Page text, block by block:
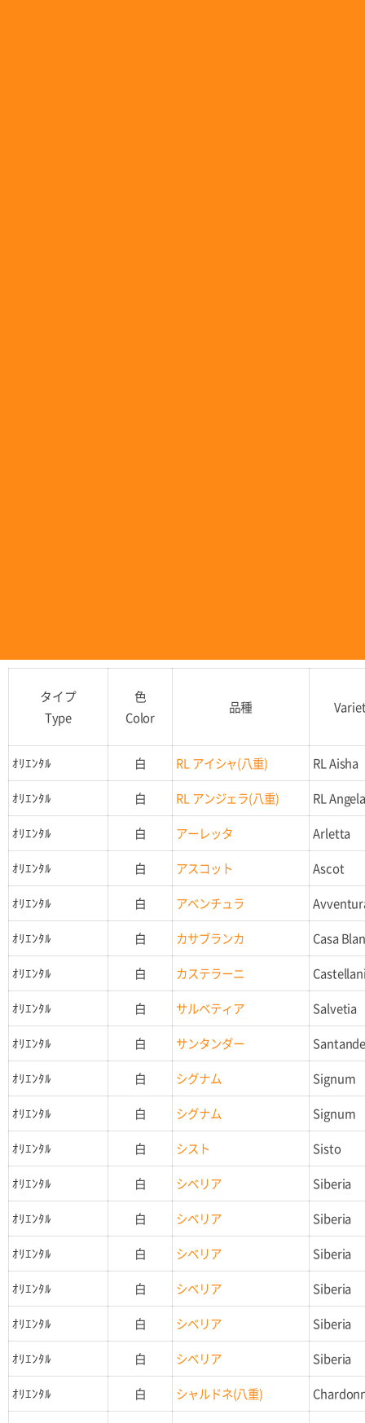
タイプ
Type
色
Color
品種
ｵﾘｴﾝﾀﾙ 白 RL アイシャ(八重)
RL Aisha
ｵﾘｴﾝﾀﾙ
白 RL アンジェラ(八重)
RL
ｵﾘｴﾝﾀﾙ
白 アーレッタ
Arletta
ｵﾘｴﾝﾀﾙ
白 アスコット
Ascot
ｵﾘｴﾝﾀﾙ
白 アベンチュラ
ｵﾘｴﾝﾀﾙ
白 カサブランカ
Casa
ｵﾘｴﾝﾀﾙ
白 カステラーニ
ｵﾘｴﾝﾀﾙ
白 サルベティア
Salvetia
ｵﾘｴﾝﾀﾙ
白 サンタンダー
ｵﾘｴﾝﾀﾙ
白 シグナム
Signum
ｵﾘｴﾝﾀﾙ
白 シグナム
Signum
ｵﾘｴﾝﾀﾙ
白 シスト
Sisto
ｵﾘｴﾝﾀﾙ
白 シベリア
Siberia
ｵﾘｴﾝﾀﾙ
白 シベリア
Siberia
ｵﾘｴﾝﾀﾙ
白 シベリア
Siberia
ｵﾘｴﾝﾀﾙ
白 シベリア
Siberia
ｵﾘｴﾝﾀﾙ
白 シベリア
Siberia
ｵﾘｴﾝﾀﾙ
白 シベリア
Siberia
ｵﾘｴﾝﾀﾙ
白 シャルドネ(八重)